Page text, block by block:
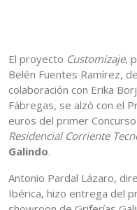
El proyecto Customizaje,
Belén Fuentes Ramírez,
colaboración con Erika
Fábregas, se alzó con el
euros del primer
Residencial Corriente
Galindo.
Antonio Pardal Lázaro,
Ibérica, hizo entrega del